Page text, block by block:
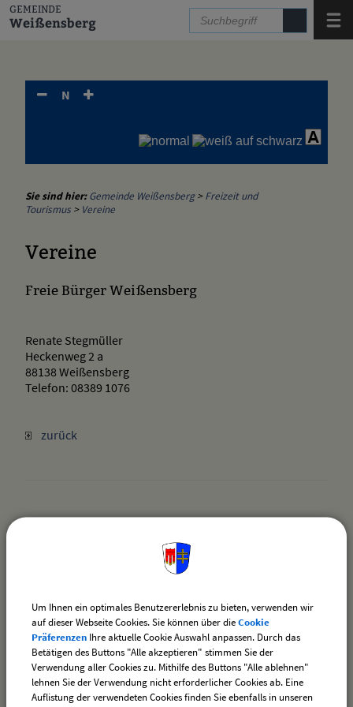
Zum Inhalt, zur Startseitespringen.
GEMEINDE
Weißensberg
Ortsplan der Gemeinde Weißensberg
N
Sie sind hier: Gemeinde Weißensberg>Freizeit und
Tourismus > Vereine
Vereine
Freie Bürger Weißensberg
Renate Stegmüller
Heckenweg 2 a
88138 Weißensberg
Telefon: 08389 1076
zurück
Um Ihnen ein optimales Benutzererlebnis zu bieten, verwenden wir
auf dieser Webseite Cookies. Sie können über dieCookie
Präferenzen Ihre aktuelle Cookie Auswahl anpassen. Durch das
Betätigen des Buttons "Alle akzeptieren" stimmen Sie der
Verwendung aller Cookies zu. Mithilfe des Buttons "Alle ablehnen"
lehnen Sie der Verwendung nicht erforderlicher Cookies ab. Eine
Auflistung der verwendeten Cookies finden Sie ebenfalls in unseren